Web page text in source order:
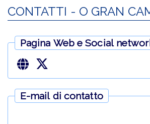
CONTATTI - O GRAN
Pagina Web e Social
E-mail di contatto